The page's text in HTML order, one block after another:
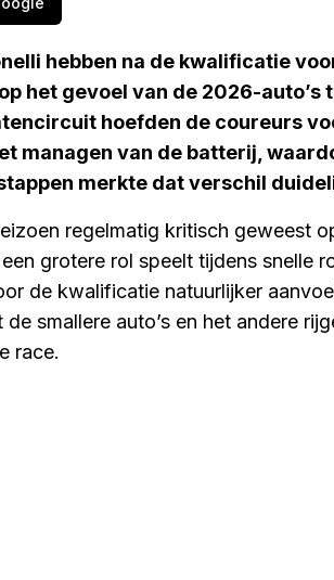
hebben na de kwalificatie
het gevoel van de 2026-auto’s
hoefden de coureurs
managen van de batterij,
merkte dat verschil
regelmatig kritisch geweest
grotere rol speelt tijdens snelle
de kwalificatie natuurlijker
smallere auto’s en het andere
race.